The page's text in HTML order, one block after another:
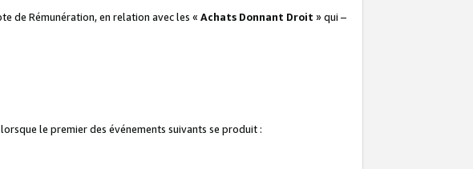
de Rémunération, en relation avec les « Achats Donnant Droit » qui –
le premier des événements suivants se produit :